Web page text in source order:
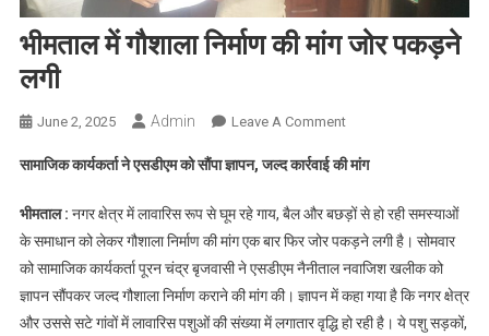
भीमताल में गौशाला निर्माण की मांग जोर पकड़ने
लगी
June 2, 2025 Admin Leave A CommentOn
में
निर्माण
की
मांग
जोर
पकड़ने
सामाजिक कार्यकर्ता ने एसडीएम को सौंपा ज्ञापन, जल्द कार्रवाई की मांग
भीमताल : नगर क्षेत्र में लावारिस रूप से घूम रहे गाय, बैल और बछड़ों से हो रही समस्याओं
के समाधान को लेकर गौशाला निर्माण की मांग एक बार फिर जोर पकड़ने लगी है। सोमवार
को सामाजिक कार्यकर्ता पूरन चंद्र बृजवासी ने एसडीएम नैनीताल नवाजिश खलीक को
ज्ञापन सौंपकर जल्द गौशाला निर्माण कराने की मांग की। ज्ञापन में कहा गया है कि नगर क्षेत्र
और उससे सटे गांवों में लावारिस पशुओं की संख्या में लगातार वृद्धि हो रही है। ये पशु सड़कों,